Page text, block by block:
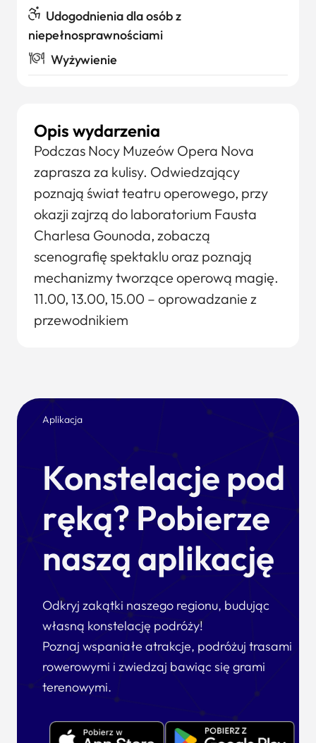
Opis wydarzenia
Podczas Nocy Muzeów Opera Nova
zaprasza za kulisy. Odwiedzający
poznają świat teatru operowego, przy
okazji zajrzą do laboratorium Fausta
Charlesa Gounoda, zobaczą
scenografię spektaklu oraz poznają
mechanizmy tworzące operową magię.
11.00, 13.00, 15.00 – oprowadzanie z
przewodnikiem
Udogodnienia dla osób z
niepełnosprawnościami
Wyżywienie
Aplikacja
Konstelacje pod
ręką? Pobierze
naszą aplikację
Odkryj zakątki naszego regionu, budując
własną konstelację podróży!
Poznaj wspaniałe atrakcje, podróżuj trasami
rowerowymi i zwiedzaj bawiąc się grami
terenowymi.